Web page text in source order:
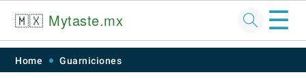
Skip
Skip
Skip
Skip
🇲🇽 Mytaste.mx ☰
Home Guarniciones